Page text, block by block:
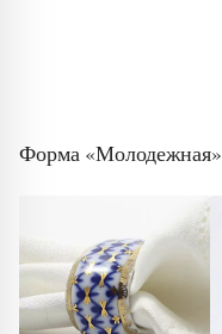
Форма «Молодежная»